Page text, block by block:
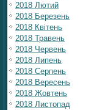
2018 Лютий
2018 Березень
2018 Квітень
2018 Травень
2018 Червень
2018 Липень
2018 Серпень
2018 Вересень
2018 Жовтень
2018 Листопад